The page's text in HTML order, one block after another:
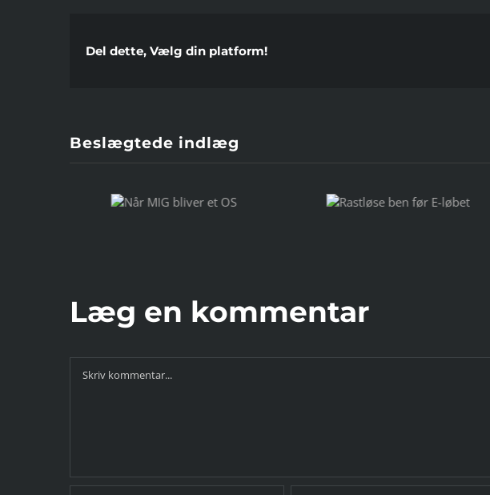
Del dette, Vælg din platform!
Beslægtede indlæg
Rastløse ben før
Læg en kommentar
Comment